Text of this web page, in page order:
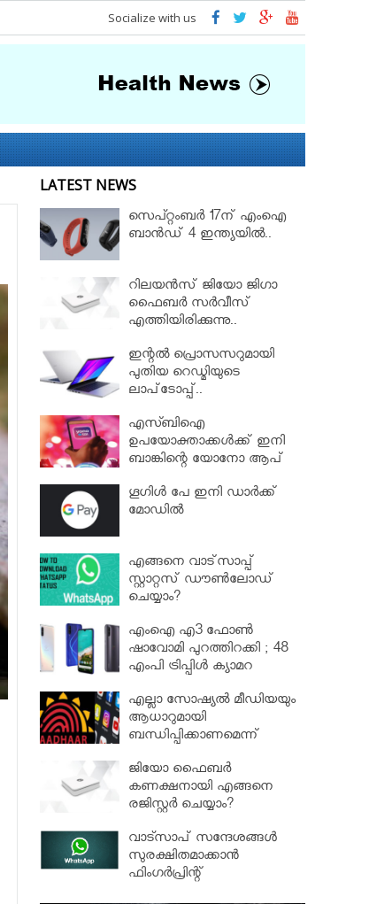
Socialize with us
LATEST NEWS
സെപ്റ്റംബര്‍ 17ന് എംഐ
ബാന്‍ഡ് 4 ഇന്ത്യയിൽ..
റിലയൻസ് ജിയോ ജിഗാ
ഫൈബർ സർവീസ്
എത്തിയിരിക്കുന്നു..
ഇന്റൽ പ്രൊസസറുമായി
പുതിയ റെഡ്മിയുടെ
ലാപ്‌ടോപ്പ്..
എസ്ബിഐ
ഉപയോക്താക്കള്‍ക്ക് ഇനി
ബാങ്കിന്റെ യോനോ ആപ്
പിന്‍വലിക്കാം
ഗൂഗിള്‍ പേ ഇനി ഡാര്‍ക്ക്
മോഡിൽ
എങ്ങനെ വാട്‌സാപ്പ്
സ്റ്റാറ്റസ് ഡൗണ്‍ലോഡ്
ചെയ്യാം?
എംഐ എ3 ഫോണ്‍
ഷാവോമി പുറത്തിറക്കി ; 48
എംപി ട്രിപ്പിള്‍ ക്യാമറ
എല്ലാ സോഷ്യല്‍ മീഡിയയും
ആധാറുമായി
ബന്ധിപ്പിക്കാണമെന്ന്
സുപ്രീം കോടതിയിൽ ...
ജിയോ ഫൈബര്‍
കണക്ഷനായി എങ്ങനെ
രജിസ്റ്റര്‍ ചെയ്യാം?
വാട്സാപ് സന്ദേശങ്ങൾ
സുരക്ഷിതമാക്കാൻ
ഫിംഗര്‍പ്രിന്റ്